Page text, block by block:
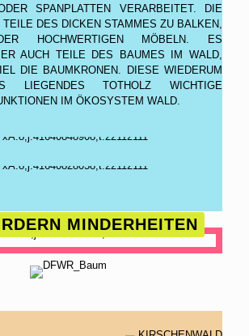
SPANPLATTEN VERARBEITET. DIE
TEILE DES DICKEN STAMMES ZU BALKEN,
HOCHWERTIGEN MÖBELN. ES
AUCH TEILE DES BAUMES IM WALD,
DIE BAUMKRONEN. DIESE WIEDERUM
LIEGENDES TOTHOLZ WICHTIGE
IM ÖKOSYSTEM WALD.
MINDERHEITEN